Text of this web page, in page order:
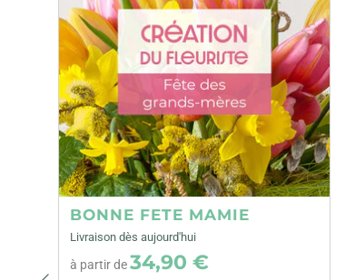
BONNE FETE MAMIE
Livraison dès aujourd'hui
à partir de34,90 €